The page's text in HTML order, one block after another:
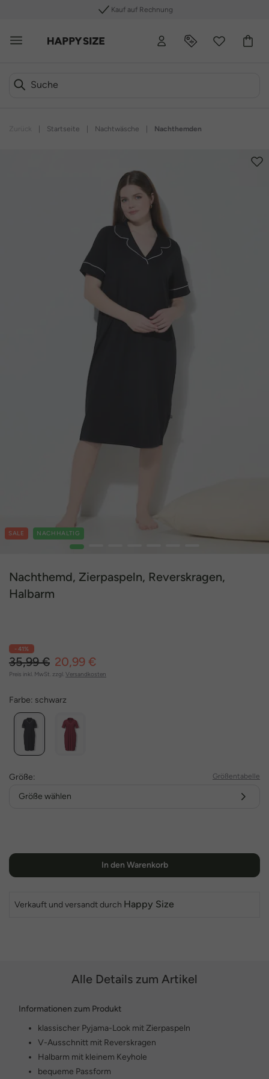
Kauf auf Rechnung
Startseite Nachtwäsche Nachthemden
SALE NACHHALTIG
1
Nachthemd, Zierpaspeln, Reverskragen,
Halbarm
- 41%
35,99 € 20,99 €
Preis inkl. MwSt. zzgl. Versandkosten
Farbe: schwarz
Größe: Größentabelle
Größe wählen
In den Warenkorb
Verkauft und versandt durch Happy Size
Alle Details zum Artikel
Informationen zum Produkt
klassischer Pyjama-Look mit Zierpaspeln
V-Ausschnitt mit Reverskragen
Halbarm mit kleinem Keyhole
bequeme Passform